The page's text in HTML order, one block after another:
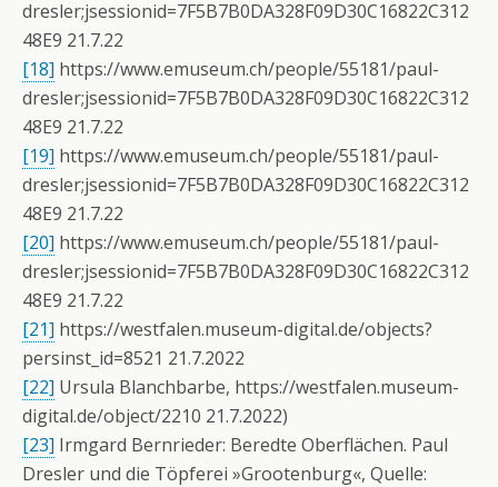
dresler;jsessionid=7F5B7B0DA328F09D30C16822C312
48E9 21.7.22
[18] https://www.emuseum.ch/people/55181/paul-
dresler;jsessionid=7F5B7B0DA328F09D30C16822C312
48E9 21.7.22
[19] https://www.emuseum.ch/people/55181/paul-
dresler;jsessionid=7F5B7B0DA328F09D30C16822C312
48E9 21.7.22
[20] https://www.emuseum.ch/people/55181/paul-
dresler;jsessionid=7F5B7B0DA328F09D30C16822C312
48E9 21.7.22
[21] https://westfalen.museum-digital.de/objects?
persinst_id=8521 21.7.2022
[22] Ursula Blanchbarbe, https://westfalen.museum-
digital.de/object/2210 21.7.2022)
[23] Irmgard Bernrieder: Beredte Oberflächen. Paul
Dresler und die Töpferei »Grootenburg«, Quelle: